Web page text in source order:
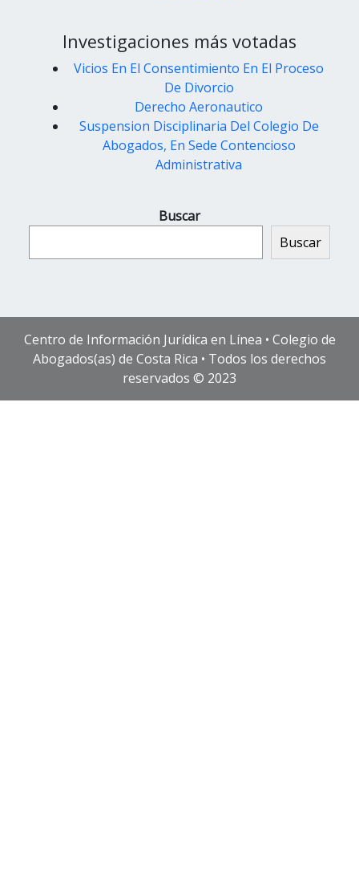
Investigaciones más votadas
Vicios En El Consentimiento En El Proceso
De Divorcio
Derecho Aeronautico
Suspension Disciplinaria Del Colegio De
Abogados, En Sede Contencioso
Administrativa
Buscar
Buscar
Centro de Información Jurídica en Línea • Colegio de
Abogados(as) de Costa Rica • Todos los derechos
reservados © 2023